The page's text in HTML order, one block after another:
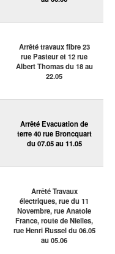
Arrêté travaux fibre 23
rue Pasteur et 12 rue
Albert Thomas du 18 au
22.05
Arrêté Evacuation de
terre 40 rue Broncquart
du 07.05 au 11.05
Arrêté Travaux
électriques, rue du 11
Novembre, rue Anatole
France, route de Nielles,
rue Henri Russel du 06.05
au 05.06